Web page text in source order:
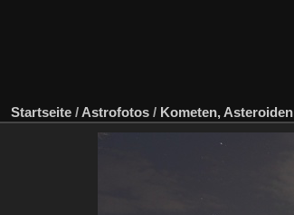
Startseite / Astrofotos / Kometen, Asteroiden